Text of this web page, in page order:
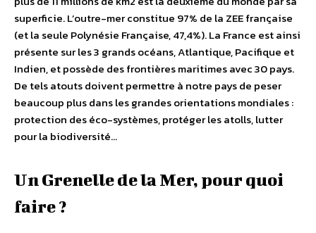
superficie. L’outre-mer constitue 97% de la ZEE française
(et la seule Polynésie Française, 47,4%). La France est ainsi
présente sur les 3 grands océans, Atlantique, Pacifique et
Indien, et possède des frontières maritimes avec 30 pays.
De tels atouts doivent permettre à notre pays de peser
beaucoup plus dans les grandes orientations mondiales :
protection des éco-systèmes, protéger les atolls, lutter
pour la biodiversité…
Un Grenelle de la Mer, pour quoi
faire ?